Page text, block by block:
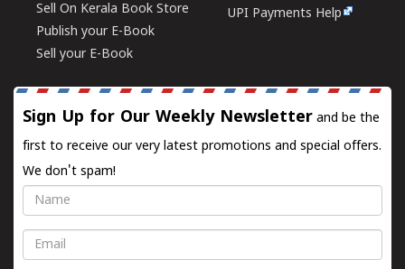
Sell On Kerala Book Store
Publish your E-Book
Sell your E-Book
UPI Payments Help
Sign Up for Our Weekly Newsletter and be the
first to receive our very latest promotions and special offers.
We don't spam!
Name
Email